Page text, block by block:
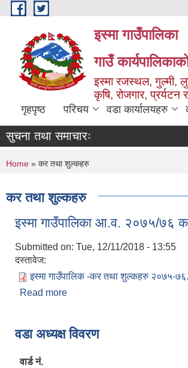
Skip to main content
इस्मा गाउँपालिका
गाउँ
इस्मा रजस्थल, गुल्मी,
कृषि, रोजगार, प्रर्यटन
गृहपृष्ठ परिचय वडा कार्यालयहरु
सुचना तथा समाचारः
You are here
Home » कर तथा शुल्कहरु
कर तथा शुल्कहरु
इस्मा गाउँपालिका आ.व. २०७५/७६
Submitted on: Tue, 12/11/2018 - 13:55
दस्तावेज:
इस्मा गाउँपालिक -कर तथा शुल्कहरु २०७५-
Read more
वडा अध्यक्ष विवरण
वार्ड नं.